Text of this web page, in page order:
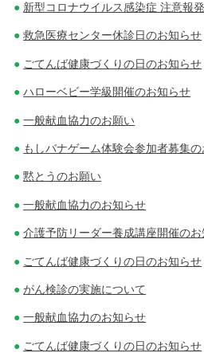
新型コロナウイルス感染症 注意報
救急医療センター休診日のお知らせ
ごてんば健康づくりの日のお知らせ
ハローベビー学級開催のお知らせ
一般献血協力のお願い
もしバナゲーム体験会参加者募集
黙とうのお願い
一般献血協力のお知らせ
介護予防リーダー養成講座開催の
ごてんば健康づくりの日のお知らせ
がん検診の実施について
一般献血協力のお知らせ
ごてんば健康づくりの日のお知らせ